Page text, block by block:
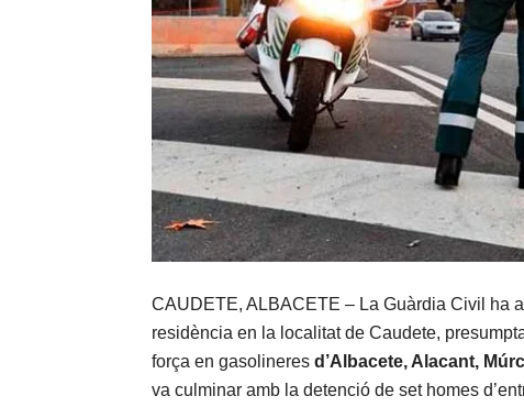
CAUDETE, ALBACETE – La Guàrdia Civil ha
residència en la localitat de Caudete,
força en gasolineres d’Albacete, Alacant,
va culminar amb la detenció de set homes